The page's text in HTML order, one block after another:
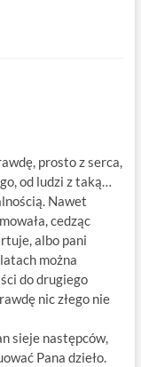
prosto z serca,
od ludzi z taką…
Nawet
cedząc
albo pani
można
do drugiego
nic złego nie
sieje następców,
Pana dzieło.